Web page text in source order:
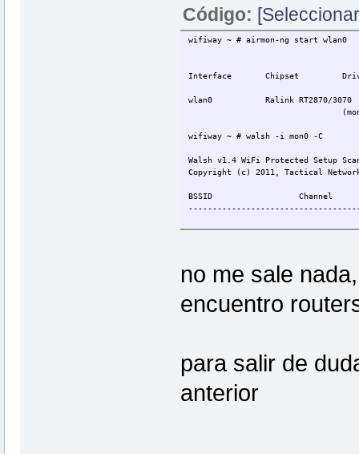
Código:
wifiway ~ # airmon-ng start wlan0
Interface Chipset
wlan0 Ralink RT2870/3070
(monitor mode
wifiway ~ # walsh -i mon0 -C
Walsh v1.4 WiFi Protected Setup
Copyright (c) 2011, Tactical
BSSID Channel WPS
no me sale
encuentro
para salir de
anterior